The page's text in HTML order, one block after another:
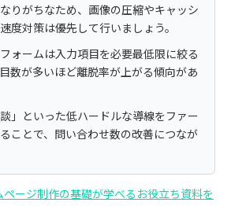
りがちなため、画像の圧縮やキャッシ
度対策は優先して行いましょう。
ォームは入力項目を必要最低限に絞る
数が多いほど離脱率が上がる傾向があ
談」といった低ハードルな導線をファー
ことで、問い合わせ数の改善につなが
ージ制作の基礎が学べるお役立ち資料を